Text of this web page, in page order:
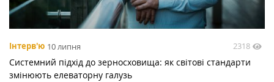
Інтерв'ю 10 липня 2318
Системний підхід до зерносховища: як світові стандарти
змінюють елеваторну галузь